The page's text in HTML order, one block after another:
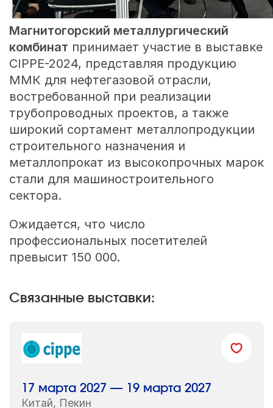
Магнитогорский металлургический
комбинат принимает участие в выставке
CIPPE-2024, представляя продукцию
ММК для нефтегазовой отрасли,
востребованной при реализации
трубопроводных проектов, а также
широкий сортамент металлопродукции
строительного назначения и
металлопрокат из высокопрочных марок
стали для машиностроительного
сектора.
Ожидается, что число
профессиональных посетителей
превысит 150 000.
Связанные выставки:
17 марта 2027 — 19 марта 2027
Китай, Пекин